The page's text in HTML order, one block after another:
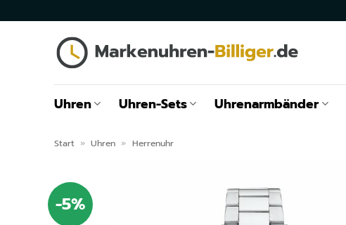
Uhren Uhren-Sets Uhrenarmbänder
Start » Uhren » Herrenuhr
-5%